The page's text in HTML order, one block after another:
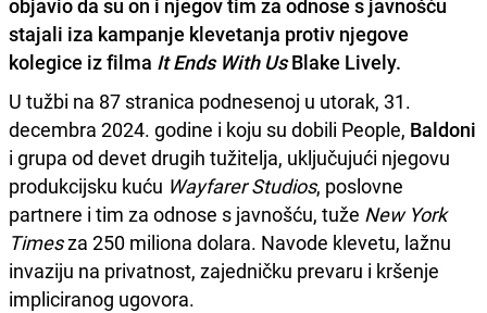
stajali iza kampanje klevetanja protiv njegove
kolegice iz filma It Ends With UsBlake Lively.
U tužbi na 87 stranica podnesenoj u utorak, 31.
decembra 2024. godine i koju su dobili People, Baldoni
i grupa od devet drugih tužitelja, uključujući njegovu
produkcijsku kuću Wayfarer Studios, poslovne
partnere i tim za odnose s javnošću, tuže New York
Timesza 250 miliona dolara. Navode klevetu, lažnu
invaziju na privatnost, zajedničku prevaru i kršenje
impliciranog ugovora.